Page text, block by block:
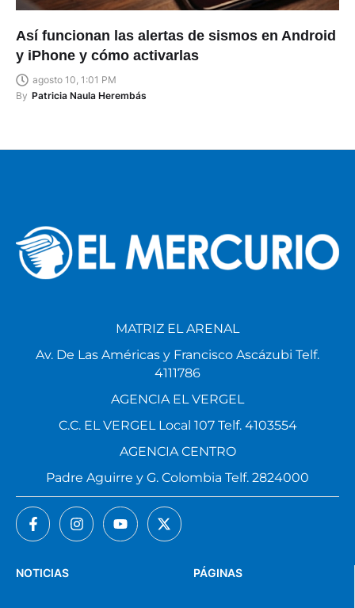
Así funcionan las alertas de sismos en Android
y iPhone y cómo activarlas
agosto 10, 1:01 PM
By Patricia Naula Herembás
PÁGINAS
NOTICIAS
MATRIZ EL ARENAL
Av. De Las Américas y Francisco Ascázubi Telf.
4111786
AGENCIA EL VERGEL
C.C. EL VERGEL Local 107 Telf. 4103554
AGENCIA CENTRO
Padre Aguirre y G. Colombia Telf. 2824000